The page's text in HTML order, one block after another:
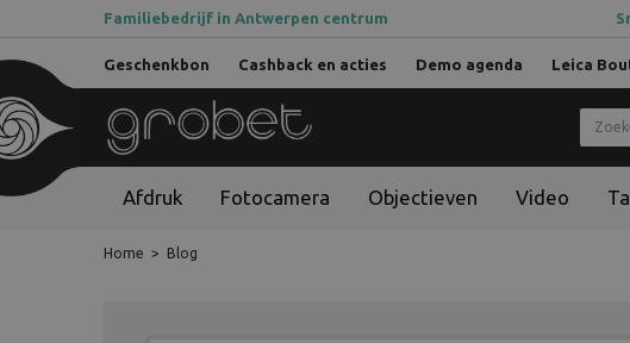
Familiebedrijf in Antwerpen centrum
Geschenkbon Cashback en acties Demo agenda Leica
Afdruk Fotocamera Objectieven Video
Home > Blog